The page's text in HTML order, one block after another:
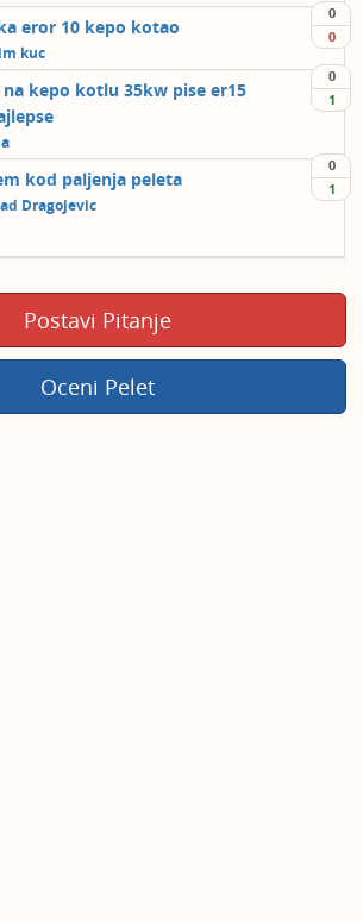
0
0
eror 10 kepo kotao
kuc
0
1
kepo kotlu 35kw pise er15
0
1
kod paljenja peleta
Dragojevic
Postavi Pitanje
Oceni Pelet